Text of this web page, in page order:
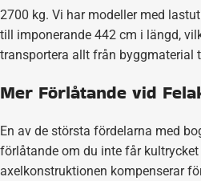
2700 kg. Vi har modeller med
till imponerande 442 cm i längd,
transportera allt från byggmaterial
Mer Förlåtande vid
En av de största fördelarna med
förlåtande om du inte får
axelkonstruktionen kompenserar